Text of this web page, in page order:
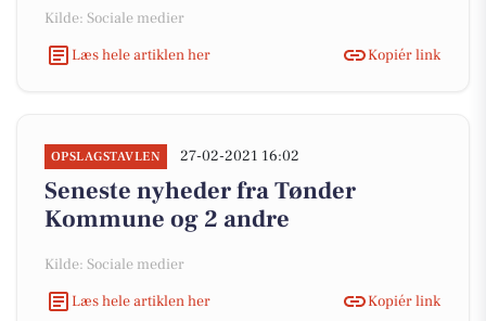
Kilde: Sociale medier
Læs hele artiklen her
Kopiér link
OPSLAGSTAVLEN 27-02-2021 16:02
Seneste nyheder fra Tønder
Kommune og 2 andre
Kilde: Sociale medier
Læs hele artiklen her
Kopiér link